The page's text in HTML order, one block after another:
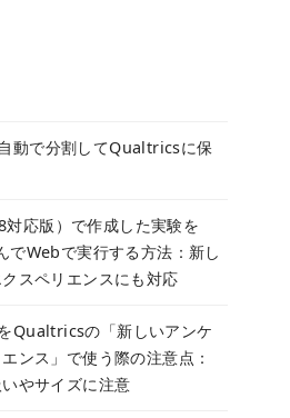
動で分割してQualtricsに保
応版）で作成した実験を
Webで実行する方法：新し
スペリエンスにも対応
Qualtricsの「新しいアンケ
ンス」で使う際の注意点：
やサイズに注意